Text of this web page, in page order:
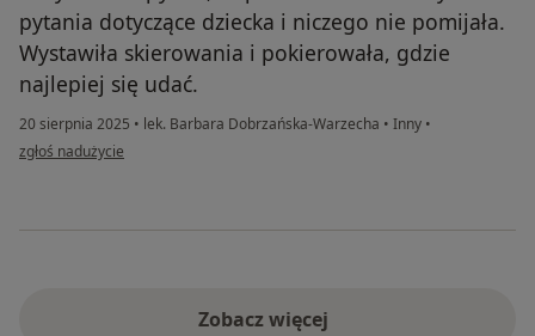
pytania dotyczące dziecka i niczego nie pomijała.
Wystawiła skierowania i pokierowała, gdzie
najlepiej się udać.
20 sierpnia 2025 • lek. Barbara Dobrzańska-Warzecha • Inny •
w opinii użytkownika Karolina
zgłoś nadużycie
Zobacz więcej